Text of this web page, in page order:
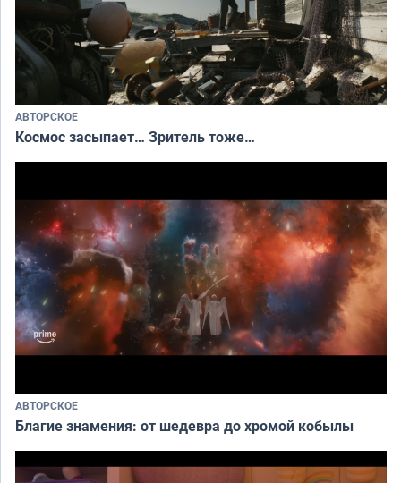
АВТОРСКОЕ
Космос засыпает… Зритель тоже…
АВТОРСКОЕ
Благие знамения: от шедевра до хромой кобылы